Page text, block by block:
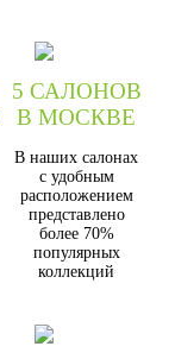
5 САЛОНОВ
В МОСКВЕ
В наших салонах
с удобным
расположением
представлено
более 70%
популярных
коллекций